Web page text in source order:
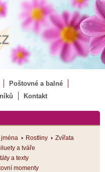
Poštovné a balné
Kontakt
jména Rostliny
Zvířata
a tváře
a texty
momenty